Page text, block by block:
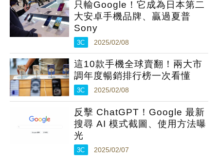
只輸Google！它成為日本第二
大安卓手機品牌、贏過夏普
Sony
3C 2025/02/08
這10款手機全球賣翻！兩大市
調年度暢銷排行榜一次看懂
3C 2025/02/08
反擊 ChatGPT！Google 最新
搜尋 AI 模式截圖、使用方法曝
光
3C 2025/02/07